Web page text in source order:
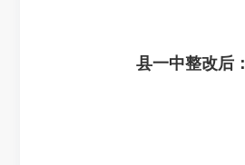
县一中整改后：